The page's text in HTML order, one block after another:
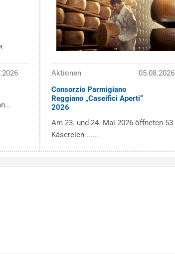
Aktionen
05.08.2026
Consorzio Parmigiano
Reggiano „Caseifici Aperti“
2026
Am 23. und 24. Mai 2026 öffneten 53
Käsereien ......